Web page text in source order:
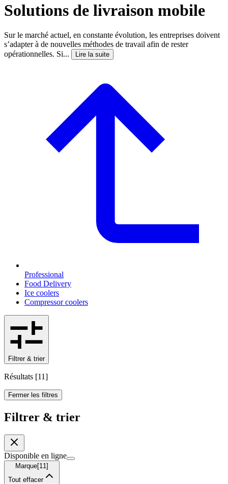
Solutions de livraison mobile
Sur le marché actuel, en constante évolution, les entreprises doivent
s’adapter à de nouvelles méthodes de travail afin de rester
opérationnelles. Si...
Lire la suite
Professional
Food Delivery
Ice coolers
Compressor coolers
Filtrer & trier
Résultats [11]
Fermer les filtres
Filtrer & trier
Disponible en ligne
Marque[11 ]
Tout effacer